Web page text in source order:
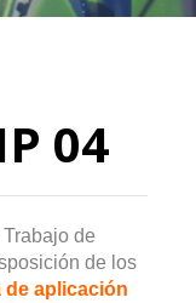
04
de
de los
de aplicación